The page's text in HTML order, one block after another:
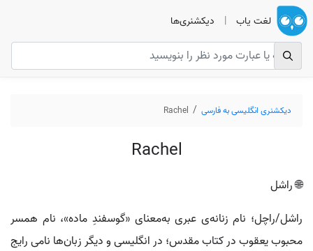
لغت یاب | دیکشنری‌ها
دیکشنری انگلیسی به فارسی Rachel
Rachel
🌐 راشل
راشل/راچل؛ نام زنانه‌ی عبری به‌معنای «گوسفندِ ماده»، نام همسر
محبوب یعقوب در کتاب مقدس؛ در انگلیسی و دیگر زبان‌ها نامی رایج